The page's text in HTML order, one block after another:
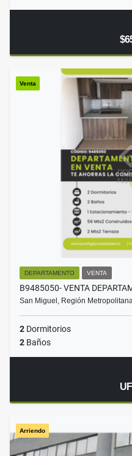
Venta
DEPARTAMENTO VENTA
B9485050- VENTA
San Miguel, Región
2 Dormitorios
2 Baños
Arriendo